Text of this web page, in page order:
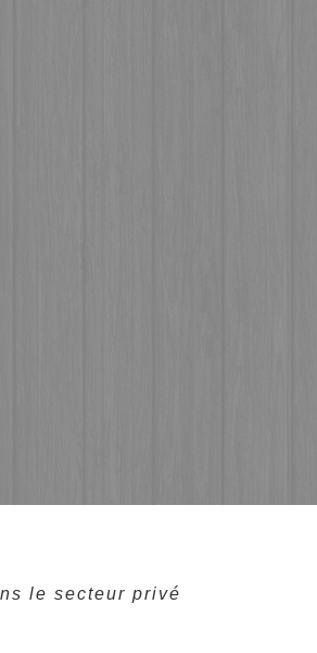
le secteur privé